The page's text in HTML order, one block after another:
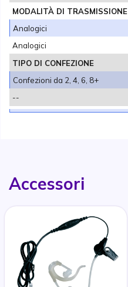
MODALITÀ DI TRASMISSIONE
Analogici
Analogici
TIPO DI CONFEZIONE
Confezioni da 2, 4, 6, 8+
--
Accessori